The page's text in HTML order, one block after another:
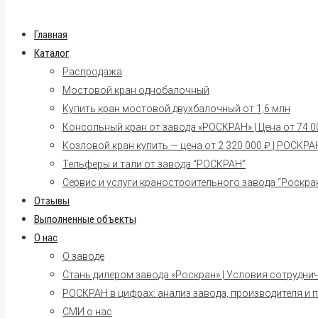
Главная
Каталог
Распродажа
Мостовой кран однобалочный
Купить кран мостовой двухбалочный от 1,6 млн
Консольный кран от завода «РОСКРАН» | Цена от 74
Козловой кран купить — цена от 2 320 000 ₽ |
Тельферы и тали от завода “РОСКРАН”
Сервис и услуги краностроительного завода
Отзывы
Выполненные объекты
О нас
О заводе
Стань дилером завода «Роскран» | Условия
РОСКРАН в цифрах: анализ завода, производителя
СМИ о нас